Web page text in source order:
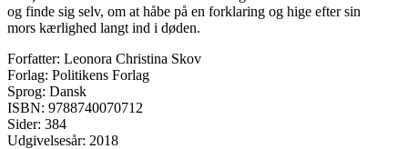
og finde sig selv, om at håbe på en forklaring og hige efter sin
mors kærlighed langt ind i døden.
Forfatter: Leonora Christina Skov
Forlag: Politikens Forlag
Sprog: Dansk
ISBN: 9788740070712
Sider: 384
Udgivelsesår: 2018